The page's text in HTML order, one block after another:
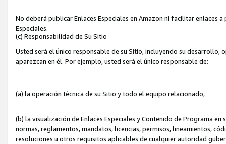
No deberá publicar Enlaces Especiales en Amazon ni facilitar enlaces
Especiales.
(c) Responsabilidad de Su Sitio
Usted será el único responsable de su Sitio, incluyendo su
aparezcan en él. Por ejemplo, usted será el único responsable de:
(a) la operación técnica de su Sitio y todo el equipo relacionado,
(b) la visualización de Enlaces Especiales y Contenido de Programa
normas, reglamentos, mandatos, licencias, permisos, lineamientos,
resoluciones u otros requisitos aplicables de cualquier autoridad